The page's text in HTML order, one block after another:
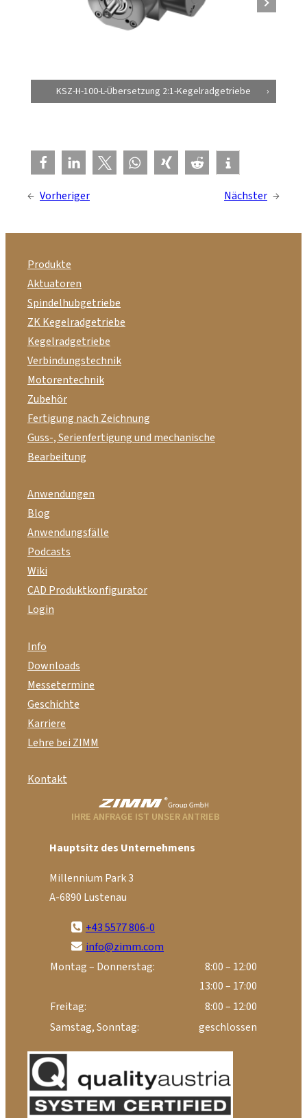
KSZ-H-100-L-Übersetzung 2:1-Kegelradgetriebe
← Vorheriger Nächster →
Produkte
Aktuatoren
Spindelhubgetriebe
ZK Kegelradgetriebe
Kegelradgetriebe
Verbindungstechnik
Motorentechnik
Zubehör
Fertigung nach Zeichnung
Guss-, Serienfertigung und mechanische
Bearbeitung
Anwendungen
Blog
Anwendungsfälle
Podcasts
Wiki
CAD Produktkonfigurator
Login
Info
Downloads
Messetermine
Geschichte
Karriere
Lehre bei ZIMM
Kontakt
IHRE ANFRAGE IST UNSER ANTRIEB
Hauptsitz des Unternehmens
Millennium Park 3
A-6890 Lustenau
+43 5577 806-0
info@zimm.com
Montag – Donnerstag:
8:00 – 12:00
13:00 – 17:00
Freitag:
8:00 – 12:00
Samstag, Sonntag:
geschlossen